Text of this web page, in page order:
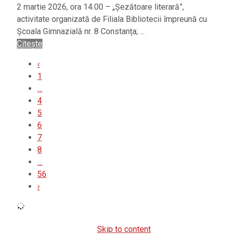
2 martie 2026, ora 14.00 – „Șezătoare literară”,
activitate organizată de Filiala Bibliotecii împreună cu
Școala Gimnazială nr. 8 Constanța; ...
Citește
‹
1
…
4
5
6
7
8
…
56
›
Skip to content